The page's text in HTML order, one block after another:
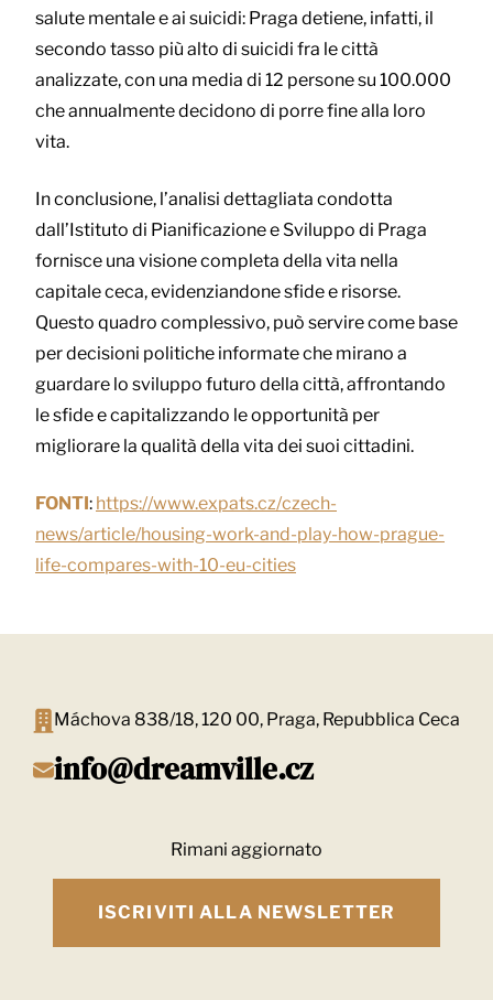
salute mentale e ai suicidi: Praga detiene, infatti, il
secondo tasso più alto di suicidi fra le città
analizzate, con una media di 12 persone su 100.000
che annualmente decidono di porre fine alla loro
vita.
In conclusione, l’analisi dettagliata condotta
dall’Istituto di Pianificazione e Sviluppo di Praga
fornisce una visione completa della vita nella
capitale ceca, evidenziandone sfide e risorse.
Questo quadro complessivo, può servire come base
per decisioni politiche informate che mirano a
guardare lo sviluppo futuro della città, affrontando
le sfide e capitalizzando le opportunità per
migliorare la qualità della vita dei suoi cittadini.
FONTI: https://www.expats.cz/czech-
news/article/housing-work-and-play-how-prague-
life-compares-with-10-eu-cities
Máchova 838/18, 120 00, Praga, Repubblica Ceca
info@dreamville.cz
Rimani aggiornato
ISCRIVITI ALLA NEWSLETTER